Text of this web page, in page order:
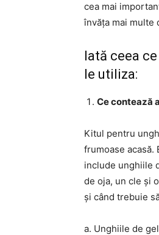
cea mai
învăța mai multe
Iată ceea
le utiliza:
Ce contează
Kitul pentru
frumoase
include unghiile
de oja, un cle și
și când trebuie
a. Unghiile de